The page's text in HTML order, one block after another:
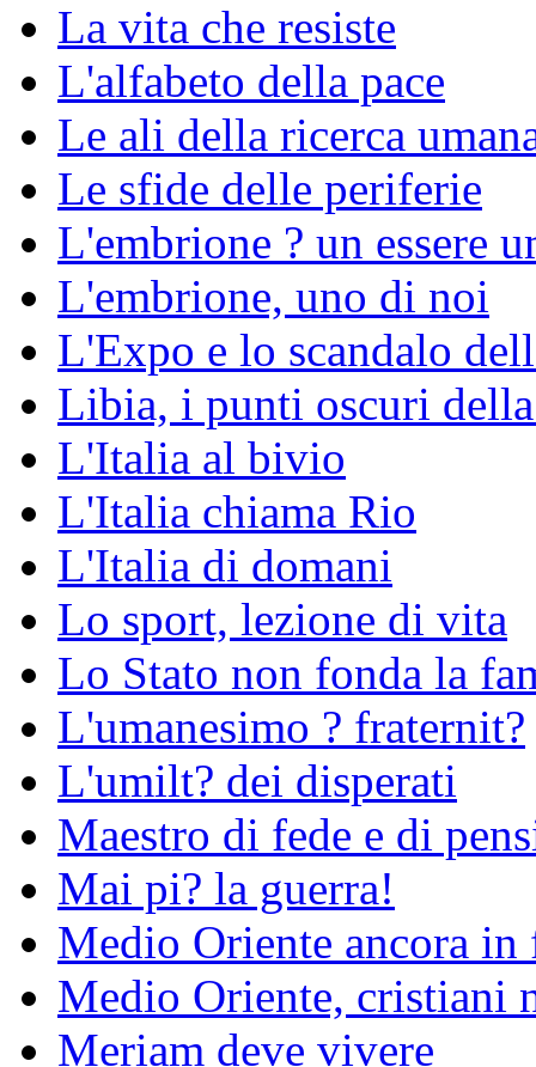
La vita che resiste
L'alfabeto della pace
Le ali della ricerca
Le sfide delle periferie
L'embrione ? un essere
L'embrione, uno di noi
L'Expo e lo scandalo
Libia, i punti oscuri
L'Italia al bivio
L'Italia chiama Rio
L'Italia di domani
Lo sport, lezione di vita
Lo Stato non fonda la
L'umanesimo ? fraternit?
L'umilt? dei disperati
Maestro di fede e di
Mai pi? la guerra!
Medio Oriente ancora in
Medio Oriente, cristiani
Meriam deve vivere